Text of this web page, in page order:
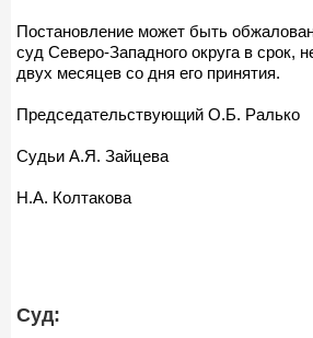
Постановление может быть
суд Северо-Западного округа в срок,
двух месяцев со дня его принятия.
Председательствующий О.Б. Ралько
Судьи А.Я. Зайцева
Н.А. Колтакова
Суд: